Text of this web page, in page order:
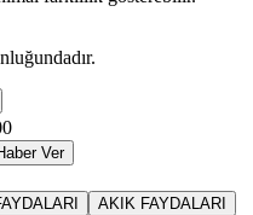
Ver
AKIK FAYDALARI